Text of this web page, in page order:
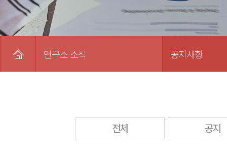
연구소 소식 공지사항
전체 공지